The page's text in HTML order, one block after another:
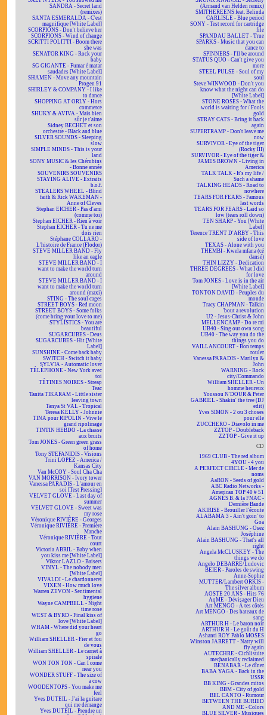
SANDRA - Secret land
(remixes)
SANTA ESMERALDA - C'est
magnifique [White Label]
SCORPIONS - Don't believe her
SCORPIONS - Wind of change
SCRITTI POLITTI - Boom there
she was
SENATOR KING - Rock your
baby
SG GIGANTE - Fumar é matar
saudades [White Label]
SHAMEN - Move any mountain
Progen 91
SHIRLEY & COMPANY - I like
to dance
SHOPPING AT ORLY - Hors
commerce
SHUKY & AVIVA - Mais bien
sûr je t'aime
Sidney BECHET et son
orchestre - Black and blue
SILVER SOUNDS - Sleeping
slow
SIMPLE MINDS - This is your
land
SONY MUSIC & les Chérubins
- Bonne année
SOUVENIRS SOUVENIRS
STAYING ALIVE - Extraits
b.o.f.
STEALERS WHEEL - Blind
faith & Rick WAKEMAN -
Anne of Cleves
Stephan EICHER - Pas d'ami
(comme toi)
Stephan EICHER - Rien à voir
Stephan EICHER - Tu ne me
dois rien
Stéphane COLLARO -
L'histoire de France (Flodor)
STEVE MILLER BAND - Fly
like an eagle
STEVE MILLER BAND - I
want to make the world turn
around
STEVE MILLER BAND - I
want to make the world turn
around (maxi)
STING - The soul cages
STREET BOYS - Red moon
STREET BOYS - Some folks
(come bring your love to me)
STYLISTICS - You are
beautiful
SUGARCUBES - Deus
SUGARCUBES - Hit [White
Label]
SUNSHINE - Come back baby
SWITCH - Switch it baby
SYLVIA - Automatic lover
TÉLÉPHONE - New York avec
toi
TÉTINES NOIRES - Streap
Teac
Tanita TIKARAM - Little sister
leaving town
Tanya St VAL - Tropical
Teresa KELLY - Johnnie
TINA pour RIPOLIN - Vive le
grand ripolinage
TINTIN HEBDO - La chasse
aux bruits
Tom JONES - Green green grass
of home
Tony STEFANIDIS - Visions
Trini LOPEZ - America /
Kansas City
Van McCOY - Soul Cha Cha
VAN MORRISON - Ivory tower
Vanessa PARADIS - L'amour en
soi [Test Pressing]
VELVET GLOVE - Last day of
summer
VELVET GLOVE - Sweet was
my rose
Véronique RIVIÈRE - Georges
Véronique RIVIÈRE - Première
Manche
Véronique RIVIÈRE - Tout
court
Victoria ABRIL - Baby when
you kiss me [White Label]
Viktor LAZLO - Baisers
VINYL - The nobody men
[White Label]
VIVALDI - Le chardonneret
VIXEN - How much love
Warren ZEVON - Sentimental
hygiene
Wayne CAMPBELL - Night
time rose
WEST & BYRD - Final kiss of
love [White Label]
WHAM - Where did your heart
go
William SHELLER - Fier et fou
de vous
William SHELLER - Le carnet à
spirale
WON TON TON - Can I come
near you
WONDER STUFF - The size of
a cow
WOODENTOPS - You make me
feel
Yves DUTEIL - J'ai la guitare
qui me démange
Yves DUTEIL - Prendre un
(Armand van Helden remix)
SMITHEREENS feat. Belinda
CARLISLE - Blue period
SONY - Test record for cartridge
file
SPANDAU BALLET - True
SPARKS - Music that you can
dance to
SPINNERS - I'll be around
STATUS QUO - Can't give you
more
STEEL PULSE - Soul of my
soul
Steve WINWOOD - Don't you
know what the night can do
[White Label]
STONE ROSES - What the
world is waiting for / Fools
gold
STRAY CATS - Bring it back
again
SUPERTRAMP - Don't leave me
now
SURVIVOR - Eye of the tiger
(Rocky III)
SURVIVOR - Eye of the tiger &
JAMES BROWN - Living in
America
TALK TALK - It's my life /
Such a shame
TALKING HEADS - Road to
nowhere
TEARS FOR FEARS - Famous
last words
TEARS FOR FEARS - Laid so
low (tears roll down)
TEN SHARP - You [White
Label]
Terence TRENT D'ARBY - This
side of love
TEXAS - Alone with you
THEMBI - Kwela mfana (cé
dansé)
THIN LIZZY - Dedication
THREE DEGREES - What I did
for love
Tom JONES - Love is in the air
[White Label]
TONTON DAVID - Peuples du
monde
Tracy CHAPMAN - Talkin
'bout a revolution
U2 - Jesus-Christ & John
MELLENCAMP - Do re mi
UB40 - Sing our own song
UB40 - The way you do the
things you do
VAILLANCOURT - Bon temps
rouler
Vanessa PARADIS - Marilyn &
John
WARNING - Rock
city/Commando
William SHELLER - Un
homme heureux
Youssou N'DOUR & Peter
GABRIEL - Shakin' the tree (DJ
edit)
Yves SIMON - 2 ou 3 choses
pour elle
ZUCCHERO - Diavolo in me
ZZTOP - Doubleback
ZZTOP - Give it up
CD
1969 CLUB - The red album
4YOU - 4 you
A PERFECT CIRCLE - Mer de
noms
AaRON - Seeds of gold
ABC Radio Networks -
American TOP 40 # 51
AGNÈS B. & la FNAC -
Dernière Bande
AKIRISE - Brouiller l'écoute
ALABAMA 3 - Ain't goin' to
Goa
Alain BASHUNG - Osez
Joséphine
Alain BASHUNG - That's all
right
Angela McCLUSKEY - The
things we do
Angelo DEBARRE/Ludovic
BEIER - Paroles de swing
Anne-Sophie
MUTTER/Lambert ORKIS -
The silver album
AOSTE 20 ANS - Hits 76
AqME - Dévisager Dieu
Art MENGO - À tes côtés
Art MENGO - Des bateaux de
sang
ARTHUR H - Le baron noir
ARTHUR H - Le goût du H
Ashanti ROY Pablo MOSES
Winston JARRETT - Natty will
fly again
AUTECHRE - Cichlisuite
mechanically reclaimed
BÉNABAR - Le dîner
BABA YAGA - Back in the
USSR
BB KING - Grandes mitos
BBM - City of gold
BEL CANTO - Rumour
BETWEEN THE BURIED
AND ME - Colors
BLUE SILVER - Musiques